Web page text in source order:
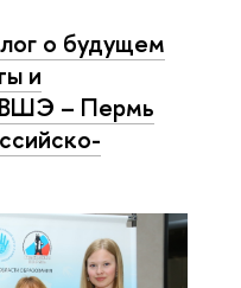
о будущем
и
– Пермь